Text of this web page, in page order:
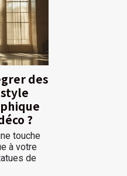
des
?
touche
à votre
de